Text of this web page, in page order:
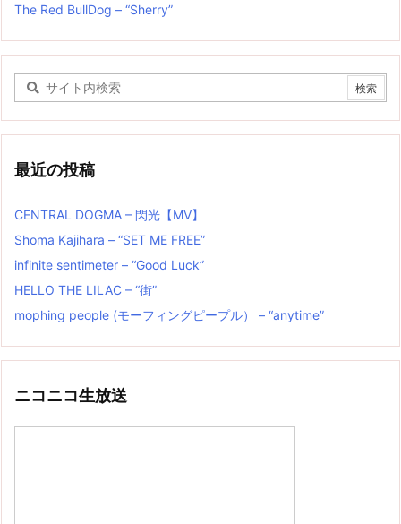
The Red BullDog – “Sherry”
最近の投稿
CENTRAL DOGMA – 閃光【MV】
Shoma Kajihara – “SET ME FREE”
infinite sentimeter – “Good Luck”
HELLO THE LILAC – “街”
mophing people (モーフィングピープル） – “anytime”
ニコニコ生放送